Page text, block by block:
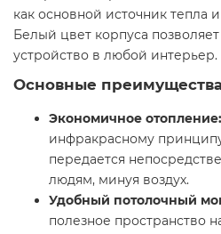
как основной источник тепла
Белый цвет корпуса
устройство в любой интерьер.
Основные
Экономичное отопление:
инфракрасному
передается
людям, минуя воздух.
Удобный потолочный
полезное пространство